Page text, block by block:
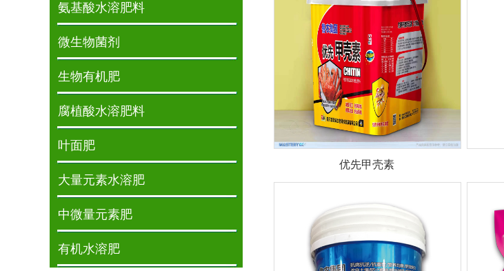
氨基酸水溶肥料
微生物菌剂
生物有机肥
腐植酸水溶肥料
叶面肥
大量元素水溶肥
中微量元素肥
有机水溶肥
优先甲壳素